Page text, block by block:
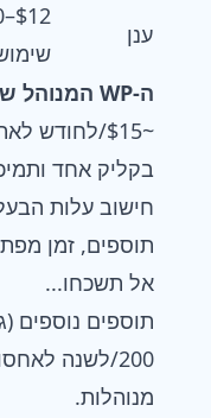
ענן
ה-WP המנוהל של Devoster:
~$15/לחודש
בקליק אחד
חישוב עלות
תוספים, זמן
אל תשכחו...
200/לשנה
מנוהלות.